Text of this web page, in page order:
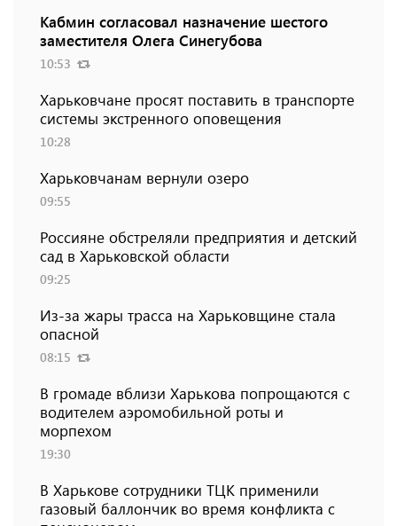
Кабмин согласовал назначение шестого
заместителя Олега Синегубова
10:53
Харьковчане просят поставить в транспорте
системы экстренного оповещения
10:28
Харьковчанам вернули озеро
09:55
Россияне обстреляли предприятия и детский
сад в Харьковской области
09:25
Из-за жары трасса на Харьковщине стала
опасной
08:15
В громаде вблизи Харькова попрощаются с
водителем аэромобильной роты и
морпехом
19:30
В Харькове сотрудники ТЦК применили
газовый баллончик во время конфликта с